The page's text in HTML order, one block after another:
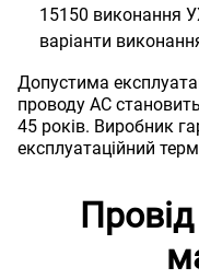
15150 виконання
варіанти
Допустима
проводу АС
45 років. Виробник
експлуатаційний